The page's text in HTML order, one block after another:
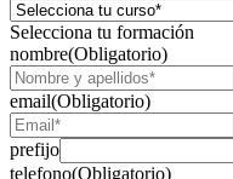
Selecciona tu formación
nombre(Obligatorio)
email(Obligatorio)
prefijo
telefono(Obligatorio)